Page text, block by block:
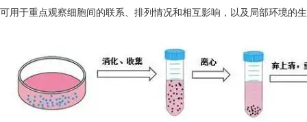
可用于重点观察细胞间的联系、排列情况和相互影响，以及局部环境的